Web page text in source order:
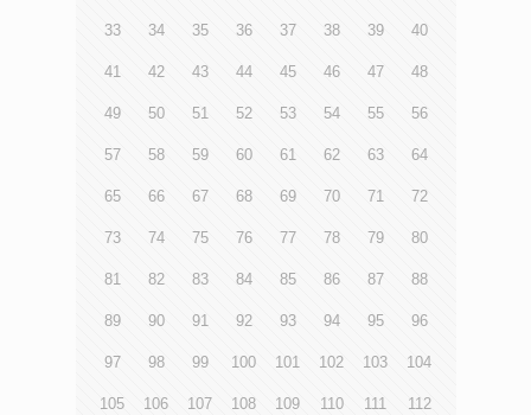
33 34 35 36 37 38 39 40
41 42 43 44 45 46 47 48
49 50 51 52 53 54 55 56
57 58 59 60 61 62 63 64
65 66 67 68 69 70 71 72
73 74 75 76 77 78 79 80
81 82 83 84 85 86 87 88
89 90 91 92 93 94 95 96
97 98 99 100 101 102 103 104
105 106 107 108 109 110 111 112